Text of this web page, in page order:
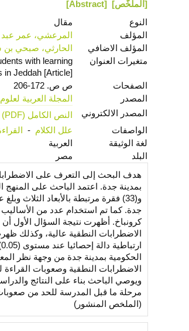
[الملخّص] [Abstract]
النوع
مقال
المؤلف
المرعشي، عمر عبد
المؤلف الاضافي
الحارثي، صبحي
متغيرات العنوان
with learning
in Jeddah [Article]
الصفحات
ص ص. 172-206
المصدر
المجلة العربية لعلوم
المصدر الالكتروني
النص الكامل (PDF)
الواصفات
علل الكلام -
لغة الوثيقة
العربية
البلد
مصر
هدف البحث إلى التعرف على
بمدينة جدة. اعتمد الباحث على
جدة. كما تم استخدام عدد من الأساليب
كرونباخ. أظهرت نتيجة السؤال الأول أن
الاضطرابات النطقية عالية، وكذلك
الاضطرابات النطقية وصعوبات القراءة
ويوصي الباحث بناء على النتائج
مرحلة ما قبل المدرسة للحد من
(الملخص المنشور)